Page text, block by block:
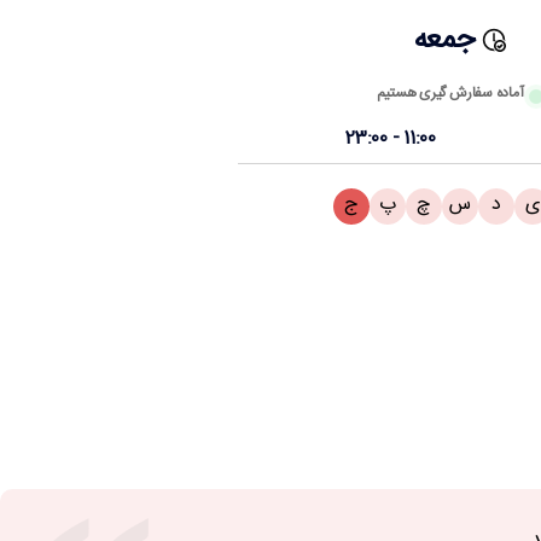
جمعه
آماده سفارش گیری هستیم
11:00 - 23:00
ی د س چ پ ج